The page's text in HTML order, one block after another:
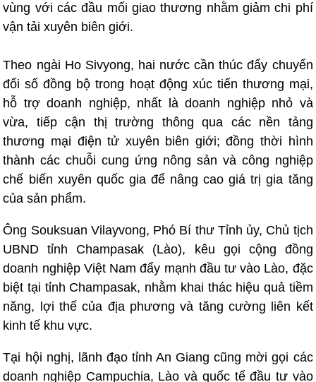
vùng với các đầu mối giao thương nhằm giảm chi phí
vận tải xuyên biên giới.
Theo ngài Ho Sivyong, hai nước cần thúc đẩy chuyển
đổi số đồng bộ trong hoạt động xúc tiến thương mại,
hỗ trợ doanh nghiệp, nhất là doanh nghiệp nhỏ và
vừa, tiếp cận thị trường thông qua các nền tảng
thương mại điện tử xuyên biên giới; đồng thời hình
thành các chuỗi cung ứng nông sản và công nghiệp
chế biến xuyên quốc gia để nâng cao giá trị gia tăng
của sản phẩm.
Ông Souksuan Vilayvong, Phó Bí thư Tỉnh ủy, Chủ tịch
UBND tỉnh Champasak (Lào), kêu gọi cộng đồng
doanh nghiệp Việt Nam đẩy mạnh đầu tư vào Lào, đặc
biệt tại tỉnh Champasak, nhằm khai thác hiệu quả tiềm
năng, lợi thế của địa phương và tăng cường liên kết
kinh tế khu vực.
Tại hội nghị, lãnh đạo tỉnh An Giang cũng mời gọi các
doanh nghiệp Campuchia, Lào và quốc tế đầu tư vào